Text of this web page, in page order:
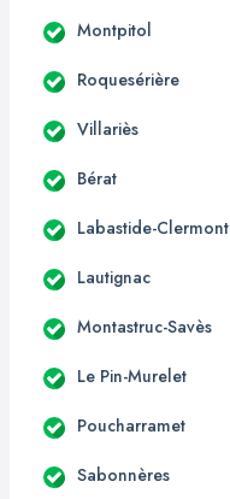
Montpitol
Roquesérière
Villariès
Bérat
Labastide-Clermont
Lautignac
Montastruc-Savès
Le Pin-Murelet
Poucharramet
Sabonnères